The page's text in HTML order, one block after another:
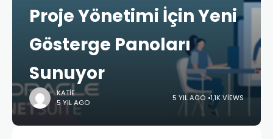
Proje Yönetimi İçin Yeni
Gösterge Panoları
Sunuyor
KATIE
5 YIL AGO
5 YIL AGO 1,1K VIEWS